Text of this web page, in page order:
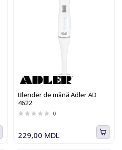
Blender de mână Adler AD
4622
0
229,00 MDL